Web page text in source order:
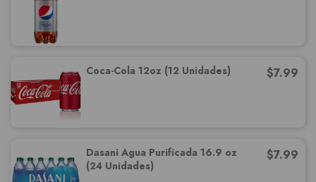
Coca-Cola 12oz (12 Unidades) $7.99
Dasani Agua Purificada 16.9 oz
(24 Unidades)
$7.99